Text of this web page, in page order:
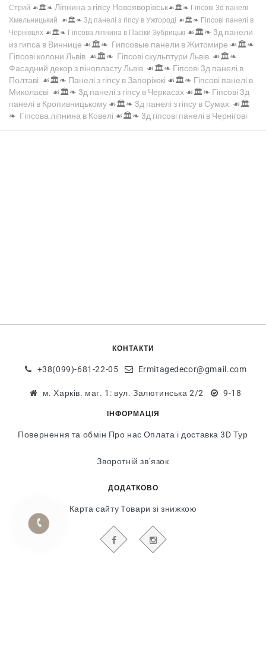
Стрий ☙🏛️❧ Ліпнина з гіпсу Новояворівськ☙🏛️❧ Гіпсові 3d панелі
Хмельницький ☙🏛️❧ 3д панелі з гіпсу в Ужгороді ☙🏛️❧ Гіпсові панелі в
Чернівцях ☙🏛️❧ Гіпсова ліпнина в Пасіки-Зубрицькі ☙🏛️❧ 3д панели
из гипса в Виннице ☙🏛️❧ Гипсовые панели в Житомире ☙🏛️❧
Гіпсові колони Львів ☙🏛️❧ Гіпсові скульптури Львів ☙🏛️❧
Фасадний декор з пінопласту Львів ☙🏛️❧ Гіпсові 3д панелі в
Полтаві ☙🏛️❧ Панелі з гіпсу в Запоріжжі ☙🏛️❧ Гіпсові панелі в
Миколаєві ☙🏛️❧ 3д панелі з гіпсу в Черкасах ☙🏛️❧ Гіпсові 3д
панелі в Кропивницькому ☙🏛️❧ 3д панелі з гіпсу в Сумах ☙🏛️
❧ Гіпсова ліпнина в Ковелі ☙🏛️❧ 3д гіпсові панелі в Чернігові
КОНТАКТИ
+38(099)-681-22-05 Ermitagedecor@gmail.com
м. Харків. маг. 1: вул. Залютинська 2/2 9-18
ІНФОРМАЦІЯ
Повернення та обмін Про нас Оплата і доставка 3D Тур
Зворотній зв’язок
ДОДАТКОВО
Карта сайту Товари зі знижкою